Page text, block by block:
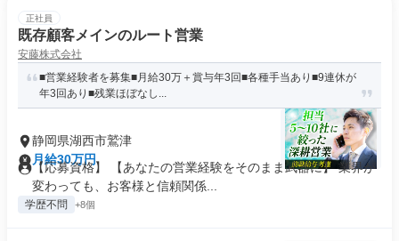
正社員
既存顧客メインのルート営業
安藤株式会社
■営業経験者を募集■月給30万＋賞与年3回■各種手当あり■9連休が
年3回あり■残業ほぼなし...
静岡県湖西市鷲津
月給30万円
【応募資格】 【あなたの営業経験をそのまま武器に】 業界が
変わっても、お客様と信頼関係...
学歴不問 +8個